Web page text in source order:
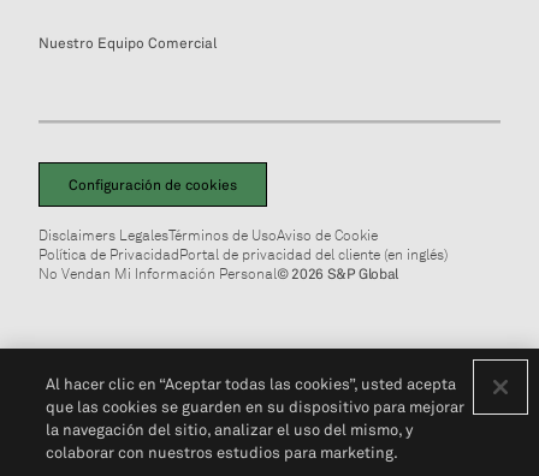
Nuestro Equipo Comercial
Configuración de cookies
Disclaimers LegalesTérminos de UsoAviso de Cookie
Política de PrivacidadPortal de privacidad del cliente (en inglés)
No Vendan Mi Información Personal© 2026 S&P Global
Al hacer clic en “Aceptar todas las cookies”, usted acepta
que las cookies se guarden en su dispositivo para mejorar
la navegación del sitio, analizar el uso del mismo, y
colaborar con nuestros estudios para marketing.